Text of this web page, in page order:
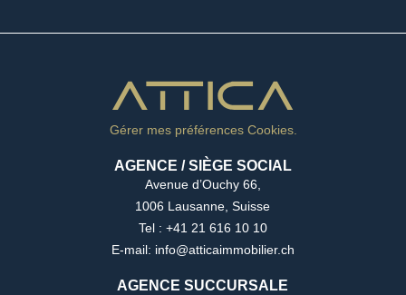
Gérer mes préférences Cookies.
AGENCE / SIÈGE SOCIAL
Avenue d’Ouchy 66,
1006 Lausanne, Suisse
Tel : +41 21 616 10 10
E-mail: info@atticaimmobilier.ch
AGENCE SUCCURSALE